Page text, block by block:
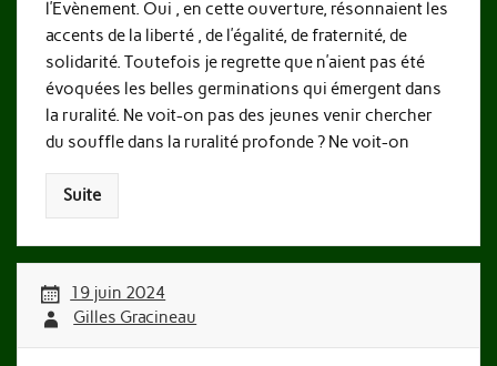
l’Evènement. Oui , en cette ouverture, résonnaient les
accents de la liberté , de l’égalité, de fraternité, de
solidarité. Toutefois je regrette que n’aient pas été
évoquées les belles germinations qui émergent dans
la ruralité. Ne voit-on pas des jeunes venir chercher
du souffle dans la ruralité profonde ? Ne voit-on
Suite
19 juin 2024
Gilles Gracineau